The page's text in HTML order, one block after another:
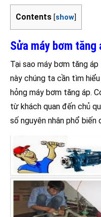
Contents [show]
Sửa máy bơm tăng
Tại sao máy bơm tăng
này chúng ta cần tìm
hỏng máy bơm tăng áp.
từ khách quan đến chủ
số nguyên nhân phổ biến